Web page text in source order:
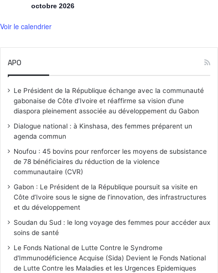
octobre 2026
Voir le calendrier
APO
Le Président de la République échange avec la communauté
gabonaise de Côte d’Ivoire et réaffirme sa vision d’une
diaspora pleinement associée au développement du Gabon
Dialogue national : à Kinshasa, des femmes préparent un
agenda commun
Noufou : 45 bovins pour renforcer les moyens de subsistance
de 78 bénéficiaires du réduction de la violence
communautaire (CVR)
Gabon : Le Président de la République poursuit sa visite en
Côte d’Ivoire sous le signe de l’innovation, des infrastructures
et du développement
Soudan du Sud : le long voyage des femmes pour accéder aux
soins de santé
Le Fonds National de Lutte Contre le Syndrome
d'Immunodéficience Acquise (Sida) Devient le Fonds National
de Lutte Contre les Maladies et les Urgences Epidemiques